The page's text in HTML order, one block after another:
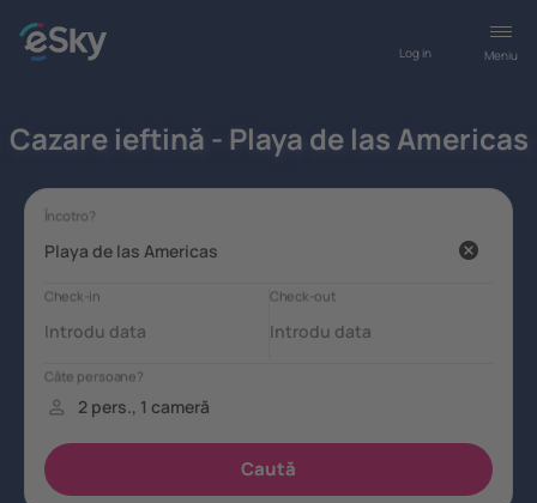
Meniu
Log in
Cazare ieftină - Playa de las Americas